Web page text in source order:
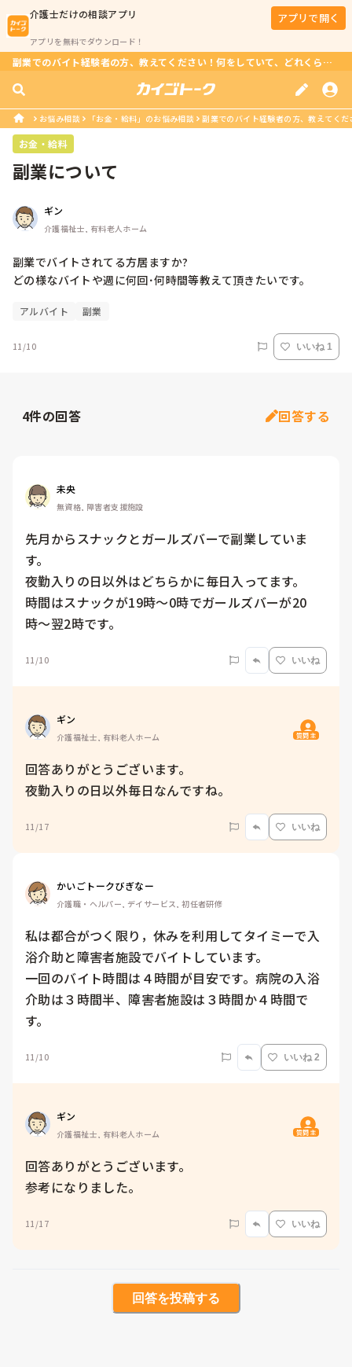
介護士だけの相談アプリ
アプリを無料でダウンロード！
アプリで開く
副業でのバイト経験者の方、教えてください！何をしていて、どれくらいの頻度で働いていますか？
お悩み相談 「お金・給料」のお悩み相談 副業でのバイト経験者の方、教えてく
お金・給料
副業について
ギン
介護福祉士, 有料老人ホーム
副業でバイトされてる方居ますか?
どの様なバイトや週に何回･何時間等教えて頂きたいです。
アルバイト 副業
11/10 いいね 1
4件の回答 回答する
未央
無資格, 障害者支援施設
先月からスナックとガールズバーで副業していま
す。
夜勤入りの日以外はどちらかに毎日入ってます。
時間はスナックが19時〜0時でガールズバーが20
時〜翌2時です。
11/10 いいね
ギン
介護福祉士, 有料老人ホーム 質問主
回答ありがとうございます。
夜勤入りの日以外毎日なんですね。
11/17 いいね
かいごトークびぎなー
介護職・ヘルパー, デイサービス, 初任者研修
私は都合がつく限り，休みを利用してタイミーで入
浴介助と障害者施設でバイトしています。
一回のバイト時間は４時間が目安です。病院の入浴
介助は３時間半、障害者施設は３時間か４時間で
す。
11/10 いいね 2
ギン
介護福祉士, 有料老人ホーム 質問主
回答ありがとうございます。
参考になりました。
11/17 いいね
回答を投稿する